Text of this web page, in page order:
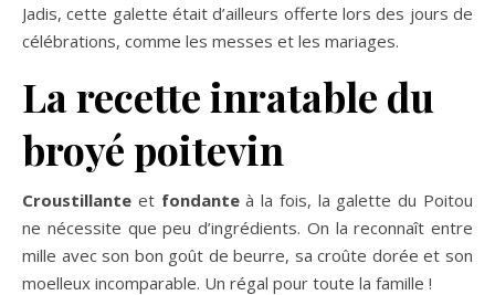
Jadis, cette galette était d’ailleurs offerte lors des jours de
célébrations, comme les messes et les mariages.
La recette inratable du
broyé poitevin
Croustillante et fondanteà la fois, la galette du Poitou
ne nécessite que peu d’ingrédients. On la reconnaît entre
mille avec son bon goût de beurre, sa croûte dorée et son
moelleux incomparable. Un régal pour toute la famille !